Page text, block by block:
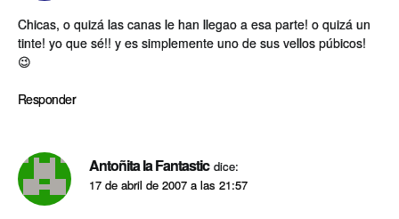
Chicas, o quizá las canas le han llegao a esa parte! o quizá un
tinte! yo que sé!! y es simplemente uno de sus vellos púbicos!
😉
Responder
Antoñita la Fantastic dice:
17 de abril de 2007 a las 21:57